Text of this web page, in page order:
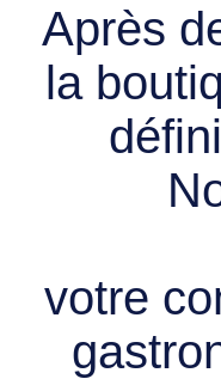
Après
la
votre